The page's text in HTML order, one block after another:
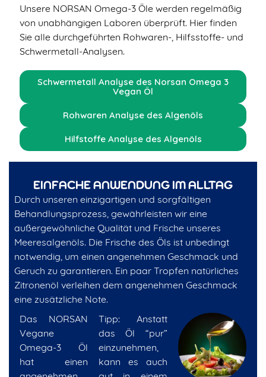
Unsere NORSAN Omega-3 Öle werden regelmäßig
von unabhängigen Laboren überprüft. Hier finden
Sie alle durchgeführten Rohwaren-, Hilfsstoffe- und
Schwermetall-Analysen.
Schwermetall Analyse des Norsan Omega 3
Vegan Öl
Rohwaren Analyse des Algenöls
Hilfstoffe Analyse des Algenöls
EINFACHE ANWENDUNG IM ALLTAG
Durch unseren einzigartigen und sorgfältigen
Behandlungsprozess, gewährleisten wir eine
außergewöhnliche Qualität und Frische unseres
Meeresalgenöls. Die Frische des Öls ist unbedingt
notwendig, um einen angenehmen Geschmack und
Geruch zu garantieren. Ein paar Tropfen natürliches
Zitronenöl verleihen dem angenehmen Geschmack
eine zusätzliche Note.
Das NORSAN
Vegane
Omega-3 Öl
hat einen
Tipp: Anstatt
das Öl “pur”
einzunehmen,
kann es auch